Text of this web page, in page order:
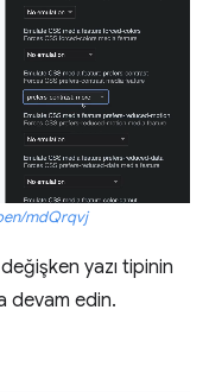
mdQrqvj
değişken yazı tipinin
devam edin.